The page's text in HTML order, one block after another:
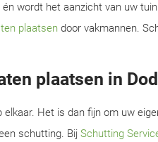
wordt het aanzicht van uw
plaatsen door vakmannen.
plaatsen in
Het is dan fijn om uw
schutting. Bij Schutting